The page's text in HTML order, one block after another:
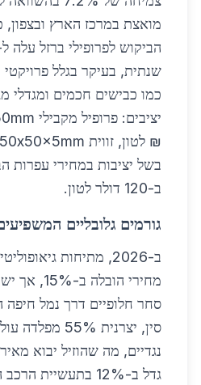
מואצת במרכז הארץ ובצפון,
שנתית, בעיקר בגלל
כמו כבישים חכמים ומגדלי
בשל יציבות במחירי עפרות
ב-120 דולר לטון.
גורמים גלובליים
ב-2026, מתיחות
מחירי
סחר חלופיים דרך נמל חיפה
סין, יצרנית
נגדיים, מה שהוזיל יבוא
גדל ב-12%